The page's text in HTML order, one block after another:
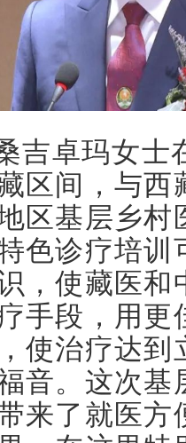
吉卓玛女士
区间，与
区基层乡
色诊疗培
，使藏医
手段，用
使治疗达
音。这次
来了就医